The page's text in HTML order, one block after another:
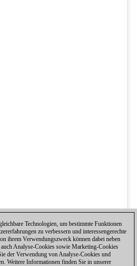
Technologien, um bestimmte Funktionen
zu verbessern und interessengerechte
ihrem Verwendungszweck können dabei neben
Analyse-Cookies sowie Marketing-Cookies
der Verwendung von Analyse-Cookies und
Weitere Informationen finden Sie in unserer